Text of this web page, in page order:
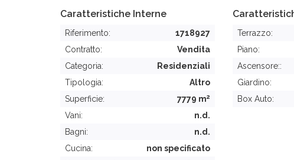
Caratteristiche Interne
Riferimento:
1718927
Contratto:
Vendita
Categoria:
Residenziali
Tipologia:
Altro
Superficie:
7779 m2
Vani:
n.d.
Bagni:
n.d.
Cucina:
non specificato
Terrazzo:
Piano:
Ascensore::
Giardino:
Box Auto: